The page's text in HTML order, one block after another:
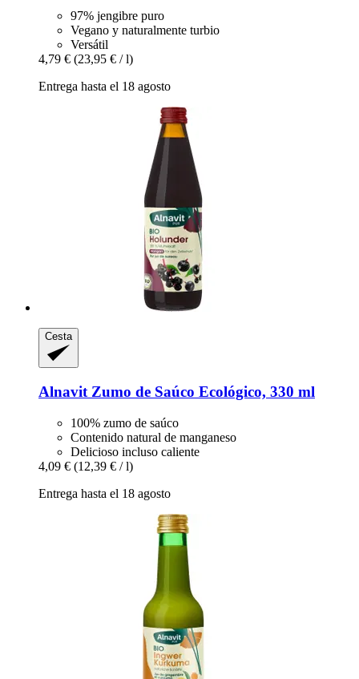
97% jengibre puro
Vegano y naturalmente turbio
Versátil
4,79 € (23,95 € / l)
Entrega hasta el 18 agosto
Cesta
Alnavit Zumo de Saúco Ecológico, 330 ml
100% zumo de saúco
Contenido natural de manganeso
Delicioso incluso caliente
4,09 € (12,39 € / l)
Entrega hasta el 18 agosto